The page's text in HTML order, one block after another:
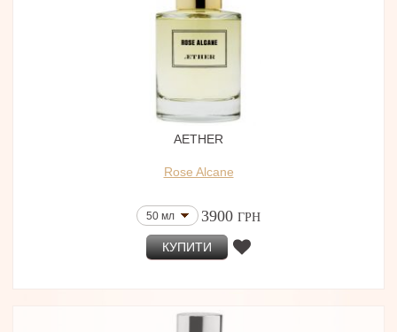
AETHER
Rose Alcane
50 мл 3900 ГРН
КУПИТИ